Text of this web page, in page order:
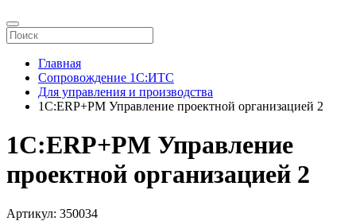
Главная
Сопровождение 1С:ИТС
Для управления и производства
1С:ERP+PM Управление проектной организацией 2
1С:ERP+PM Управление
проектной организацией 2
Артикул: 350034